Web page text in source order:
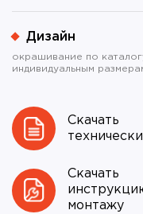
Дизайн
окрашивание по
индивидуальным
Скачать
Скачать
монтажу